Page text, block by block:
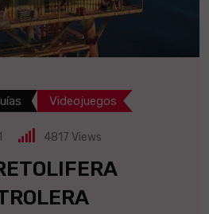
Videojuegos
4817 Views